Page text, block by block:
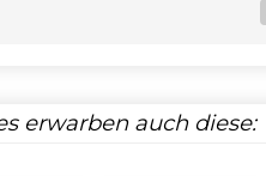
erwarben auch diese: